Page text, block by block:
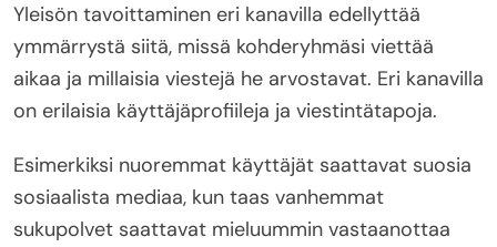
Yleisön tavoittaminen eri kanavilla edellyttää
ymmärrystä siitä, missä kohderyhmäsi viettää
aikaa ja millaisia viestejä he arvostavat. Eri kanavilla
on erilaisia käyttäjäprofiileja ja viestintätapoja.
Esimerkiksi nuoremmat käyttäjät saattavat suosia
sosiaalista mediaa, kun taas vanhemmat
sukupolvet saattavat mieluummin vastaanottaa